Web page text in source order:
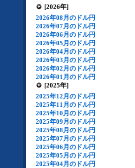
[2026年]
2026年08月のドル円
2026年07月のドル円
2026年06月のドル円
2026年05月のドル円
2026年04月のドル円
2026年03月のドル円
2026年02月のドル円
2026年01月のドル円
[2025年]
2025年12月のドル円
2025年11月のドル円
2025年10月のドル円
2025年09月のドル円
2025年08月のドル円
2025年07月のドル円
2025年06月のドル円
2025年05月のドル円
2025年04月のドル円